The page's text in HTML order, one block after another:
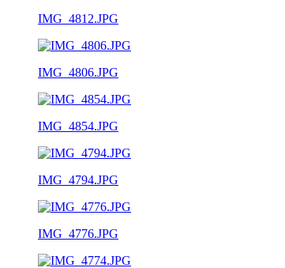
IMG_4812.JPG
IMG_4806.JPG
IMG_4854.JPG
IMG_4794.JPG
IMG_4776.JPG